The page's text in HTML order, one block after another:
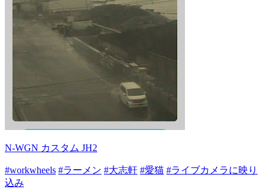
N-WGN カスタム JH2
#workwheels #ラーメン #大志軒 #愛猫 #ライブカメラに映り
込み